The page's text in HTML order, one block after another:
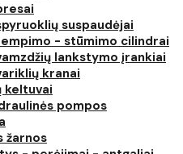
suspaudėjai
- stūmimo cilindrai
lankstymo įrankiai
kranai
keltuvai
pompos
žarnos